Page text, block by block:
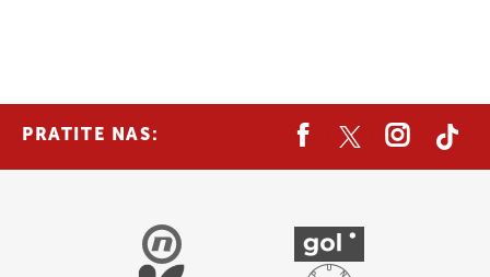
PRATITE NAS: